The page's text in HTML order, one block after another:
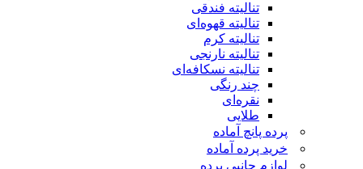
تنالیته فندقی
تنالیته قهوه‌ای
تنالیته کرم
تنالیته نارنجی
تنالیته نسکافه‌ای
چند رنگی
نقره‌ای
طلایی
پرده پانچ آماده
خرید پرده آماده
لوازم جانبی پرده